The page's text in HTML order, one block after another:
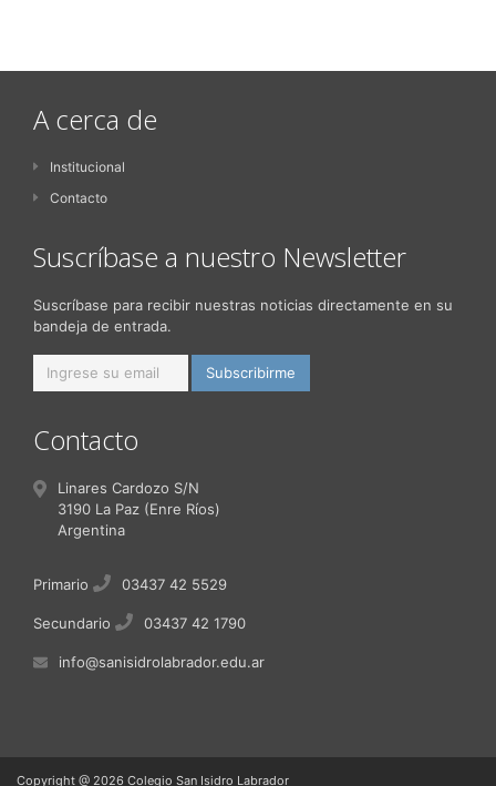
A cerca de
Institucional
Contacto
Suscríbase a nuestro Newsletter
Suscríbase para recibir nuestras noticias directamente en su
bandeja de entrada.
Contacto
Linares Cardozo S/N
3190 La Paz (Enre Ríos)
Argentina
Primario 03437 42 5529
Secundario 03437 42 1790
info@sanisidrolabrador.edu.ar
Copyright @ 2026 Colegio San Isidro Labrador